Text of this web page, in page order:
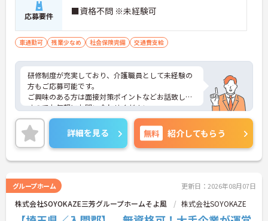
応募要件 ■資格不問 ※未経験可
車通勤可 残業少なめ 社会保険完備 交通費支給
研修制度が充実しており、介護職員として未経験の
方もご応募可能です。
ご興味のある方は面接対策ポイントなどお話致しま
すのでお気軽にお問い合わせください。
詳細を見る 無料 紹介してもらう
グループホーム 更新日：2026年08月07日
株式会社SOYOKAZE三芳グループホームそよ風 株式会社SOYOKAZE